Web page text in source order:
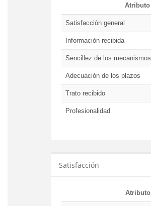
Atributo
Satisfacción general
Información recibida
Sencillez de los mecanismos
Adecuación de los plazos
Trato recibido
Profesionalidad
Satisfacción
Atributo